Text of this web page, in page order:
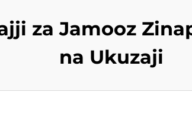
za Jamooz
na Ukuzaji